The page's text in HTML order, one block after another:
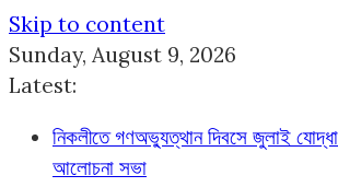
Skip to content
Sunday, August 9, 2026
Latest:
নিকলীতে গণঅভ্যুত্থান দিবসে জুলাই
আলোচনা সভা